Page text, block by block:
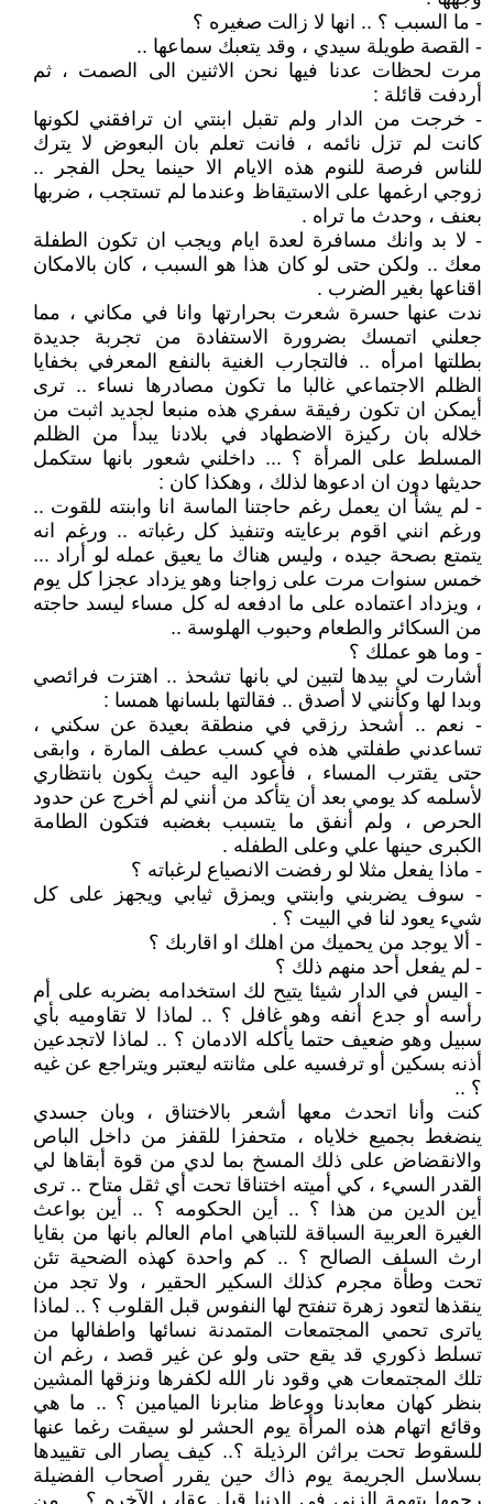
- ما السبب ؟ .. انها لا زالت صغيره ؟
- القصة طويلة سيدي ، وقد يتعبك سماعها ..
مرت لحظات عدنا فيها نحن الاثنين الى الصمت ، ثم
أردفت قائلة :
- خرجت من الدار ولم تقبل ابنتي ان ترافقني لكونها
كانت لم تزل نائمه ، فانت تعلم بان البعوض لا يترك
للناس فرصة للنوم هذه الايام الا حينما يحل الفجر ..
زوجي ارغمها على الاستيقاظ وعندما لم تستجب ، ضربها
بعنف ، وحدث ما تراه .
- لا بد وانك مسافرة لعدة ايام ويجب ان تكون الطفلة
معك .. ولكن حتى لو كان هذا هو السبب ، كان بالامكان
اقناعها بغير الضرب .
ندت عنها حسرة شعرت بحرارتها وانا في مكاني ، مما
جعلني اتمسك بضرورة الاستفادة من تجربة جديدة
بطلتها امرأه .. فالتجارب الغنية بالنفع المعرفي بخفايا
الظلم الاجتماعي غالبا ما تكون مصادرها نساء .. ترى
أيمكن ان تكون رفيقة سفري هذه منبعا لجديد اثبت من
خلاله بان ركيزة الاضطهاد في بلادنا يبدأ من الظلم
المسلط على المرأة ؟ ... داخلني شعور بانها ستكمل
حديثها دون ان ادعوها لذلك ، وهكذا كان :
- لم يشأ ان يعمل رغم حاجتنا الماسة انا وابنته للقوت ..
ورغم انني اقوم برعايته وتنفيذ كل رغباته .. ورغم انه
يتمتع بصحة جيده ، وليس هناك ما يعيق عمله لو أراد ...
خمس سنوات مرت على زواجنا وهو يزداد عجزا كل يوم
، ويزداد اعتماده على ما ادفعه له كل مساء ليسد حاجته
من السكائر والطعام وحبوب الهلوسة ..
- وما هو عملك ؟
أشارت لي بيدها لتبين لي بانها تشحذ .. اهتزت فرائصي
وبدا لها وكأنني لا أصدق .. فقالتها بلسانها همسا :
- نعم .. أشحذ رزقي في منطقة بعيدة عن سكني ،
تساعدني طفلتي هذه في كسب عطف المارة ، وابقى
حتى يقترب المساء ، فأعود اليه حيث يكون بانتظاري
لأسلمه كد يومي بعد أن يتأكد من أنني لم أخرج عن حدود
الحرص ، ولم أنفق ما يتسبب بغضبه فتكون الطامة
الكبرى حينها علي وعلى الطفله .
- ماذا يفعل مثلا لو رفضت الانصياع لرغباته ؟
- سوف يضربني وابنتي ويمزق ثيابي ويجهز على كل
شيء يعود لنا في البيت ؟ .
- ألا يوجد من يحميك من اهلك او اقاربك ؟
- لم يفعل أحد منهم ذلك ؟
- اليس في الدار شيئا يتيح لك استخدامه بضربه على أم
رأسه أو جدع أنفه وهو غافل ؟ .. لماذا لا تقاوميه بأي
سبيل وهو ضعيف حتما يأكله الادمان ؟ .. لماذا لاتجدعين
أذنه بسكين أو ترفسيه على مثانته ليعتبر ويتراجع عن غيه
؟ ..
كنت وأنا اتحدث معها أشعر بالاختناق ، وبان جسدي
ينضغط بجميع خلاياه ، متحفزا للقفز من داخل الباص
والانقضاض على ذلك المسخ بما لدي من قوة أبقاها لي
القدر السيء ، كي أميته اختناقا تحت أي ثقل متاح .. ترى
أين الدين من هذا ؟ .. أين الحكومه ؟ .. أين بواعث
الغيرة العربية السباقة للتباهي امام العالم بانها من بقايا
ارث السلف الصالح ؟ .. كم واحدة كهذه الضحية تئن
تحت وطأة مجرم كذلك السكير الحقير ، ولا تجد من
ينقذها لتعود زهرة تنفتح لها النفوس قبل القلوب ؟ .. لماذا
ياترى تحمي المجتمعات المتمدنة نسائها واطفالها من
تسلط ذكوري قد يقع حتى ولو عن غير قصد ، رغم ان
تلك المجتمعات هي وقود نار الله لكفرها ونزقها المشين
بنظر كهان معابدنا ووعاظ منابرنا الميامين ؟ .. ما هي
وقائع اتهام هذه المرأة يوم الحشر لو سيقت رغما عنها
للسقوط تحت براثن الرذيلة ؟.. كيف يصار الى تقييدها
بسلاسل الجريمة يوم ذاك حين يقرر أصحاب الفضيلة